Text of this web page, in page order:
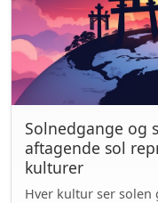
Solnedgange og
aftagende sol
kulturer
Hver kultur ser solen